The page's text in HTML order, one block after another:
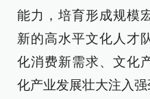
能力，培育形成规模
新的高水平文化人才
化消费新需求、文化
化产业发展壮大注入强